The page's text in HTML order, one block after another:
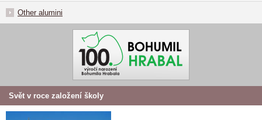
Other alumini
Svět v roce založení školy